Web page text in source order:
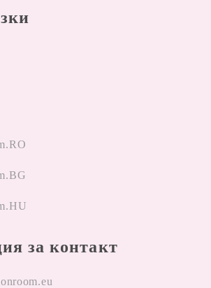
за контакт